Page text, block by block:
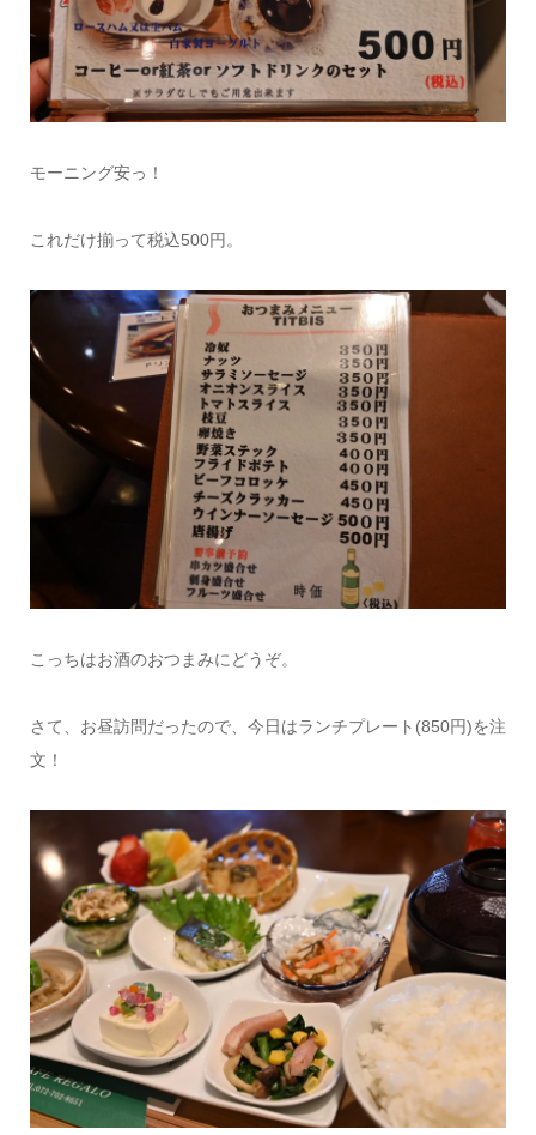
モーニング安っ！
これだけ揃って税込500円。
こっちはお酒のおつまみにどうぞ。
さて、お昼訪問だったので、今日はランチプレート(850円)を注
文！